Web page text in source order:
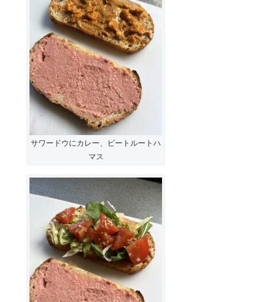
サワードウにカレー、ビートルートハ
マス